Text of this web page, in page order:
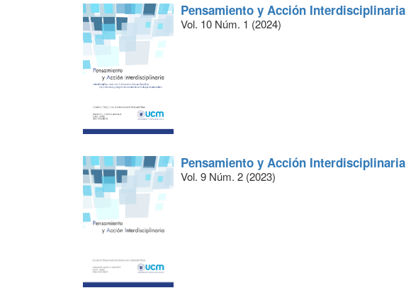
Pensamiento y Acción Interdisciplinaria
Vol. 10 Núm. 1 (2024)
Pensamiento y Acción Interdisciplinaria
Vol. 9 Núm. 2 (2023)